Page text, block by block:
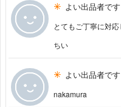
よい出品者です
とてもご丁寧に対
ちい
よい出品者です
nakamura